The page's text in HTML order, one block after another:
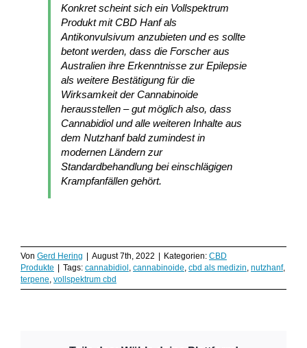
Konkret scheint sich ein Vollspektrum
Produkt mit CBD Hanf als
Antikonvulsivum anzubieten und es sollte
betont werden, dass die Forscher aus
Australien ihre Erkenntnisse zur Epilepsie
als weitere Bestätigung für die
Wirksamkeit der Cannabinoide
herausstellen – gut möglich also, dass
Cannabidiol und alle weiteren Inhalte aus
dem Nutzhanf bald zumindest in
modernen Ländern zur
Standardbehandlung bei einschlägigen
Krampfanfällen gehört.
Von Gerd Hering August 7th, 2022 Kategorien: CBD
Produkte
Tags: cannabidiol , cannabinoide, cbd als medizin, nutzhanf,
terpene, vollspektrum cbd